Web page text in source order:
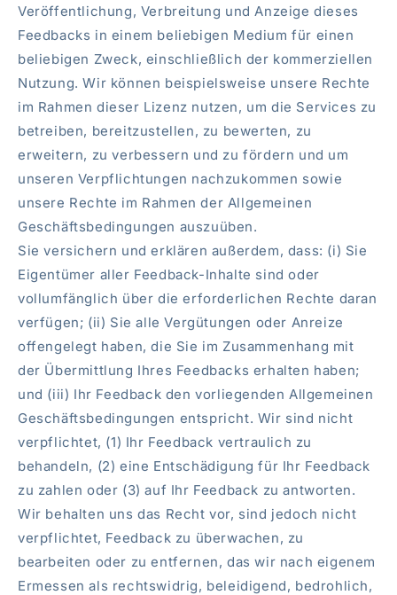
Veröffentlichung, Verbreitung und Anzeige dieses
Feedbacks in einem beliebigen Medium für einen
beliebigen Zweck, einschließlich der kommerziellen
Nutzung. Wir können beispielsweise unsere Rechte
im Rahmen dieser Lizenz nutzen, um die Services zu
betreiben, bereitzustellen, zu bewerten, zu
erweitern, zu verbessern und zu fördern und um
unseren Verpflichtungen nachzukommen sowie
unsere Rechte im Rahmen der Allgemeinen
Geschäftsbedingungen auszuüben.
Sie versichern und erklären außerdem, dass: (i) Sie
Eigentümer aller Feedback-Inhalte sind oder
vollumfänglich über die erforderlichen Rechte daran
verfügen; (ii) Sie alle Vergütungen oder Anreize
offengelegt haben, die Sie im Zusammenhang mit
der Übermittlung Ihres Feedbacks erhalten haben;
und (iii) Ihr Feedback den vorliegenden Allgemeinen
Geschäftsbedingungen entspricht. Wir sind nicht
verpflichtet, (1) Ihr Feedback vertraulich zu
behandeln, (2) eine Entschädigung für Ihr Feedback
zu zahlen oder (3) auf Ihr Feedback zu antworten.
Wir behalten uns das Recht vor, sind jedoch nicht
verpflichtet, Feedback zu überwachen, zu
bearbeiten oder zu entfernen, das wir nach eigenem
Ermessen als rechtswidrig, beleidigend, bedrohlich,